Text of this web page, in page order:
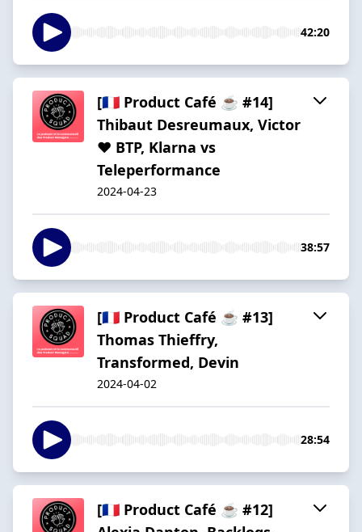
42:20
[🇫🇷 Product Café ☕️ #14]
Thibaut Desreumaux, Victor
❤️ BTP, Klarna vs
Teleperformance
2024-04-23
38:57
[🇫🇷 Product Café ☕️ #13]
Thomas Thieffry,
Transformed, Devin
2024-04-02
28:54
[🇫🇷 Product Café ☕️ #12]